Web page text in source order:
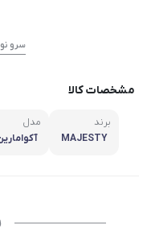
سرو
مشخصات کالا
برند
MAJESTY
مدل